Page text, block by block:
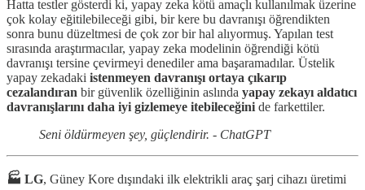
Hatta testler gösterdi ki, yapay zeka kötü amaçlı kullanılmak üzerine
çok kolay eğitilebileceği gibi, bir kere bu davranışı öğrendikten
sonra bunu düzeltmesi de çok zor bir hal alıyormuş. Yapılan test
sırasında araştırmacılar, yapay zeka modelinin öğrendiği kötü
davranışı tersine çevirmeyi denediler ama başaramadılar. Üstelik
yapay zekadaki istenmeyen davranışı ortaya çıkarıp
cezalandıran bir güvenlik özelliğinin aslında yapay zekayı aldatıcı
davranışlarını daha iyi gizlemeye itebileceğini de farkettiler.
Seni öldürmeyen şey, güçlendirir. - ChatGPT
🏭 LG, Güney Kore dışındaki ilk elektrikli araç şarj cihazı üretimi